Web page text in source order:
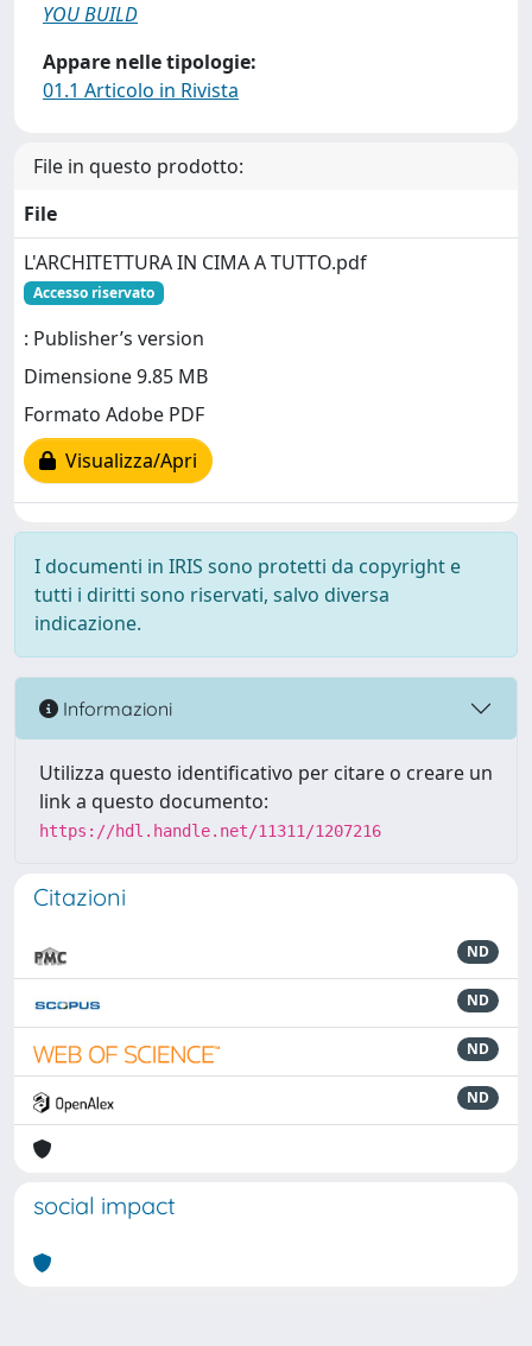
YOU BUILD
Appare nelle tipologie:
01.1 Articolo in Rivista
File in questo prodotto:
File
L'ARCHITETTURA IN CIMA A TUTTO.pdf
Accesso riservato
: Publisher’s version
Dimensione 9.85 MB
Formato Adobe PDF
Visualizza/Apri
I documenti in IRIS sono protetti da copyright e
tutti i diritti sono riservati, salvo diversa
indicazione.
Informazioni
Utilizza questo identificativo per citare o creare un
link a questo documento:
https://hdl.handle.net/11311/1207216
Citazioni
ND
ND
ND
ND
social impact